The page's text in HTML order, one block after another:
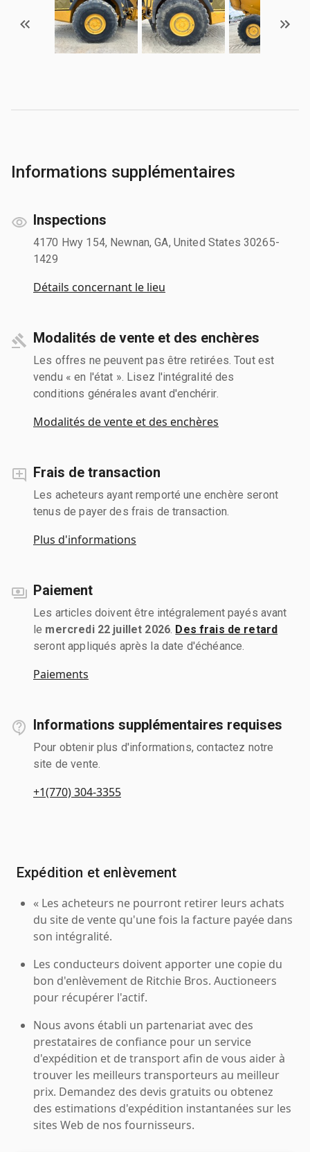
Informations supplémentaires
Inspections
4170 Hwy 154, Newnan, GA, United States 30265-
1429
Détails concernant le lieu
Modalités de vente et des enchères
Les offres ne peuvent pas être retirées. Tout est
vendu « en l'état ». Lisez l'intégralité des
conditions générales avant d'enchérir.
Modalités de vente et des enchères
Frais de transaction
Les acheteurs ayant remporté une enchère seront
tenus de payer des frais de transaction.
Plus d'informations
Paiement
Les articles doivent être intégralement payés avant
le mercredi 22 juillet 2026 Des frais de retard
seront appliqués après la date d'échéance.
Paiements
Informations supplémentaires requises
Pour obtenir plus d'informations, contactez notre
site de vente.
+1(770) 304-3355
Expédition et enlèvement
« Les acheteurs ne pourront retirer leurs achats
du site de vente qu'une fois la facture payée dans
son intégralité.
Les conducteurs doivent apporter une copie du
bon d'enlèvement de Ritchie Bros. Auctioneers
pour récupérer l'actif.
Nous avons établi un partenariat avec des
prestataires de confiance pour un service
d'expédition et de transport afin de vous aider à
trouver les meilleurs transporteurs au meilleur
prix. Demandez des devis gratuits ou obtenez
des estimations d'expédition instantanées sur les
sites Web de nos fournisseurs.